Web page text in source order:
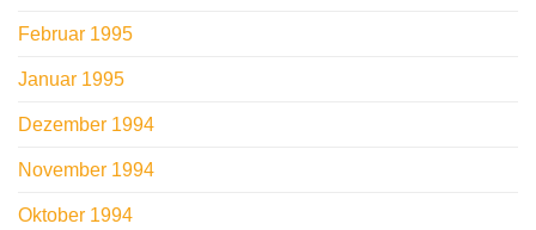
Februar 1995
Januar 1995
Dezember 1994
November 1994
Oktober 1994